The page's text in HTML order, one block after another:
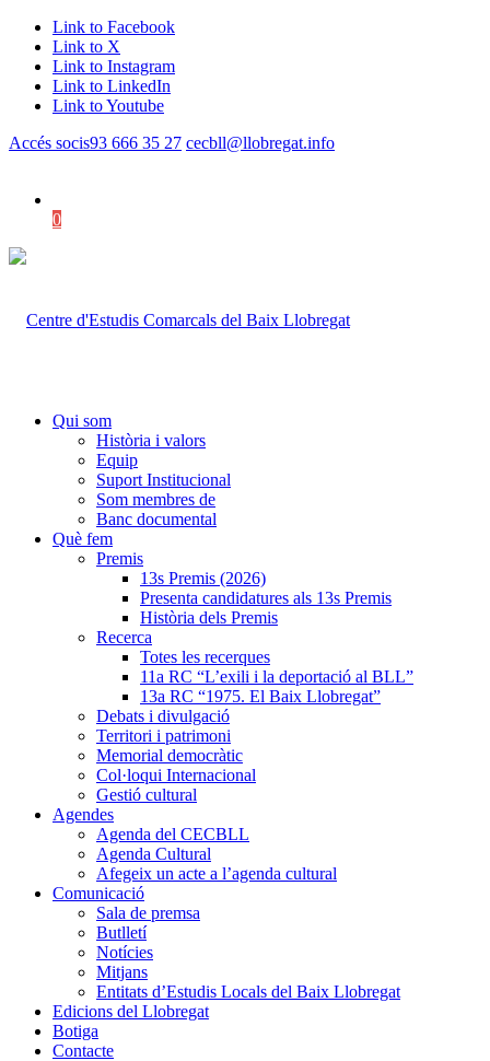
Link to Facebook
Link to X
Link to Instagram
Link to LinkedIn
Link to Youtube
Accés socis93 666 35 27 cecbll@llobregat.info
0
Qui som
Història i valors
Equip
Suport Institucional
Som membres de
Banc documental
Què fem
Premis
13s Premis (2026)
Presenta candidatures als 13s Premis
Història dels Premis
Recerca
Totes les recerques
11a RC “L’exili i la deportació al BLL”
13a RC “1975. El Baix Llobregat”
Debats i divulgació
Territori i patrimoni
Memorial democràtic
Col·loqui Internacional
Gestió cultural
Agendes
Agenda del CECBLL
Agenda Cultural
Afegeix un acte a l’agenda cultural
Comunicació
Sala de premsa
Butlletí
Notícies
Mitjans
Entitats d’Estudis Locals del Baix Llobregat
Edicions del Llobregat
Botiga
Contacte